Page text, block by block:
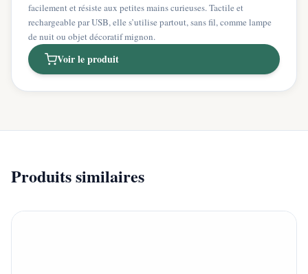
facilement et résiste aux petites mains curieuses. Tactile et
rechargeable par USB, elle s’utilise partout, sans fil, comme lampe
de nuit ou objet décoratif mignon.
Voir le produit
Produits similaires